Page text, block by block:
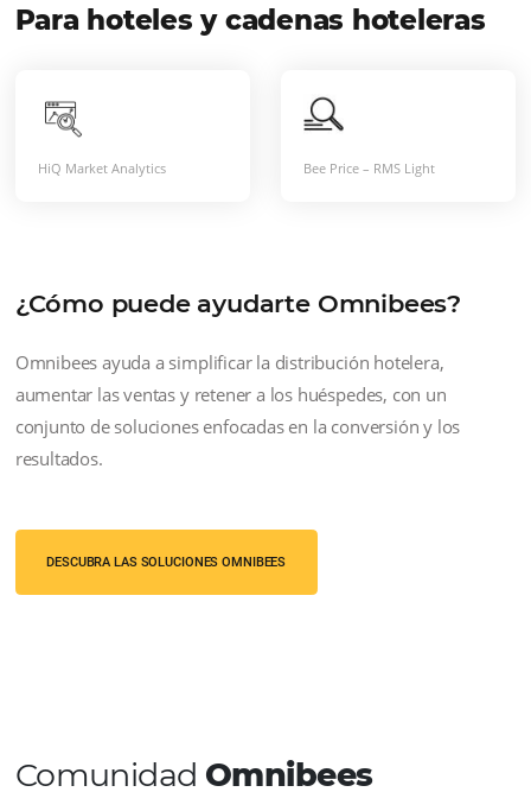
Para cadenas hoteleras
asertivos. Las soluciones Omnibees